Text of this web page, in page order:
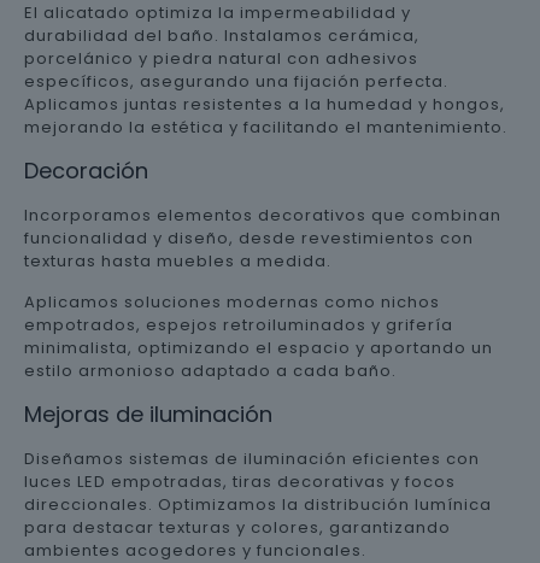
El alicatado optimiza la impermeabilidad y
durabilidad del baño. Instalamos cerámica,
porcelánico y piedra natural con adhesivos
específicos, asegurando una fijación perfecta.
Aplicamos juntas resistentes a la humedad y hongos,
mejorando la estética y facilitando el mantenimiento.
Decoración
Incorporamos elementos decorativos que combinan
funcionalidad y diseño, desde revestimientos con
texturas hasta muebles a medida.
Aplicamos soluciones modernas como nichos
empotrados, espejos retroiluminados y grifería
minimalista, optimizando el espacio y aportando un
estilo armonioso adaptado a cada baño.
Mejoras de iluminación
Diseñamos sistemas de iluminación eficientes con
luces LED empotradas, tiras decorativas y focos
direccionales. Optimizamos la distribución lumínica
para destacar texturas y colores, garantizando
ambientes acogedores y funcionales.